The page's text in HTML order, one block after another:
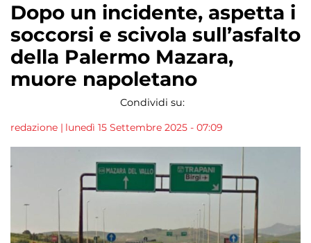
Dopo un incidente, aspetta i
soccorsi e scivola sull’asfalto
della Palermo Mazara,
muore napoletano
Condividi su:
redazione | lunedì 15 Settembre 2025 - 07:09